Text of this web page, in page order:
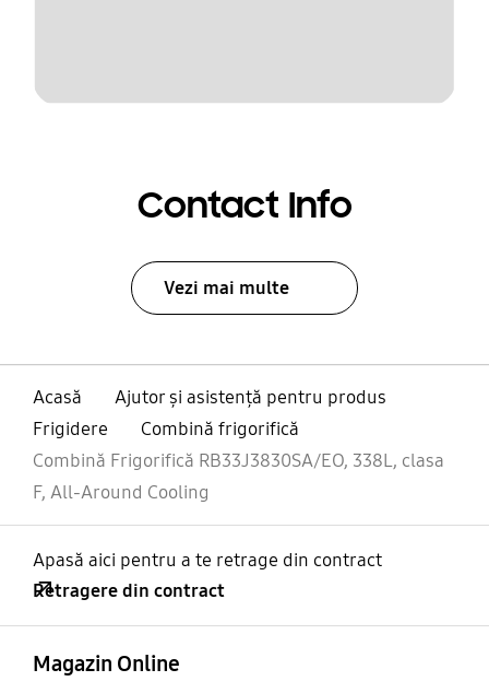
Contact Info
Vezi mai multe
Acasă
Ajutor și asistență pentru produs
Frigidere
Combină frigorifică
Combină Frigorifică RB33J3830SA/EO, 338L, clasa
F, All-Around Cooling
Apasă aici pentru a te retrage din contract
Retragere din contract
Magazin Online